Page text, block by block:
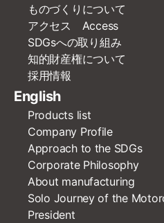
ものづくりについて
アクセス Access
SDGsへの取り組み
知的財産権について
採用情報
English
Products list
Company Profile
Approach to the SDGs
Corporate Philosophy
About manufacturing
Solo Journey of the
President